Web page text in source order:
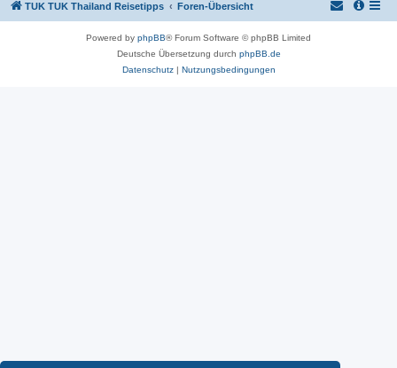
TUK TUK Thailand Reisetipps Foren-Übersicht
Powered by phpBB® Forum Software © phpBB Limited
Deutsche Übersetzung durch phpBB.de
Datenschutz| Nutzungsbedingungen